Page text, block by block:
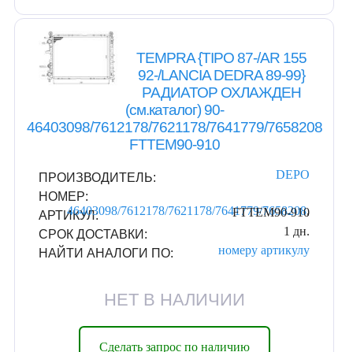
TEMPRA {TIPO 87-/AR 155
92-/LANCIA DEDRA 89-99}
РАДИАТОР ОХЛАЖДЕН
(см.каталог) 90-
46403098/7612178/7621178/7641779/7658208
FTTEM90-910
ПРОИЗВОДИТЕЛЬ:
DEPO
НОМЕР:
46403098/7612178/7621178/7641779/7658208,
АРТИКУЛ:
FTTEM90-910
СРОК ДОСТАВКИ:
1 дн.
НАЙТИ АНАЛОГИ ПО:
номеру артикулу
НЕТ В НАЛИЧИИ
Сделать запрос по наличию